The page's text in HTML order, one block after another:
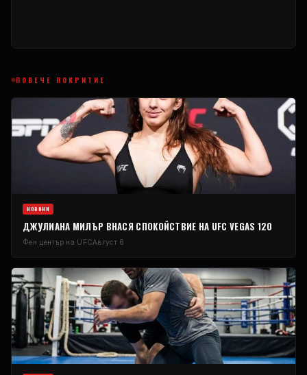
ПОВЕЧЕ ПОКРИТИЕ
НОВИНИ
ДЖУЛИАНА МИЛЪР ВНАСЯ СПОКОЙСТВИЕ НА UFC VEGAS 120
Фен център на UFCАвгуст 6